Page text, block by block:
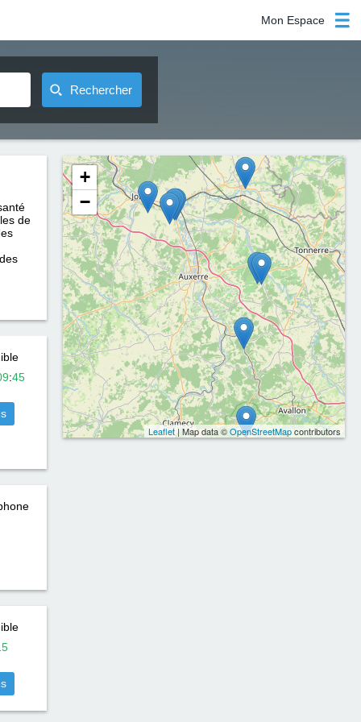
Mon Espace
Rechercher
+
−
Leaflet | Map data ©OpenStreetMapcontributors
de
:45